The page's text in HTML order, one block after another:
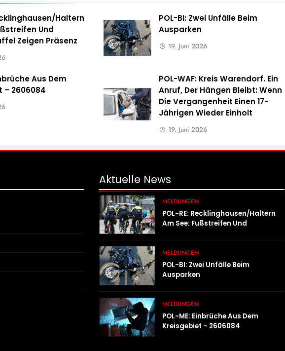
Haltern
Und
Zeigen Präsenz
POL-BI: Zwei Unfälle Beim
Ausparken
19. Juni 2026
Aus Dem
– 2606084
POL-WAF: Kreis Warendorf. Ein
Anruf, Der Hängen Bleibt: Wenn
Die Vergangenheit Einen 17-
Jährigen Wieder Einholt
19. Juni 2026
Aktuelle News
MELDUNGEN
POL-RE: Recklinghausen/Haltern
Am See: Fußstreifen Und
MELDUNGEN
POL-BI: Zwei Unfälle Beim
Ausparken
MELDUNGEN
POL-ME: Einbrüche Aus Dem
Kreisgebiet – 2606084